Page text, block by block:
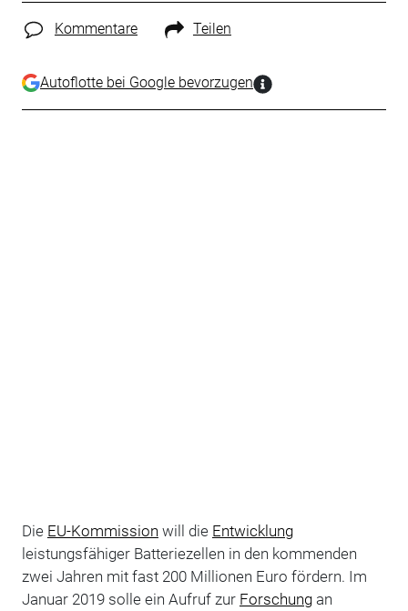
Kommentare Teilen
Autoflotte bei Google bevorzugen
Die EU-Kommission will die Entwicklung
leistungsfähiger Batteriezellen in den kommenden
zwei Jahren mit fast 200 Millionen Euro fördern. Im
Januar 2019 solle ein Aufruf zur Forschungan